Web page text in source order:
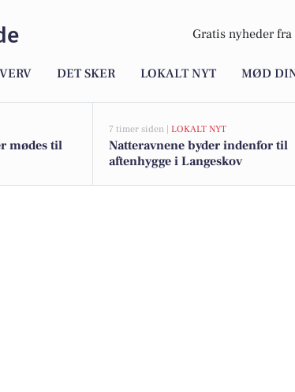
Gratis nyheder fra
DET SKER LOKALT NYT MØD
mødes til
7 timer siden | LOKALT NYT
Natteravnene byder indenfor til
aftenhygge i Langeskov
den 23. september